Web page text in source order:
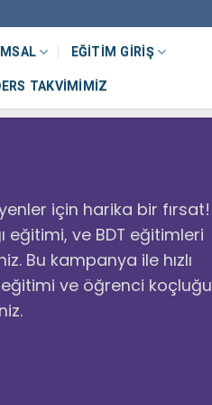
EĞITIM GIRIŞ
TAKVIMIMIZ
için harika bir fırsat!
eğitimi, ve BDT eğitimleri
Bu kampanya ile hızlı
ve öğrenci koçluğu